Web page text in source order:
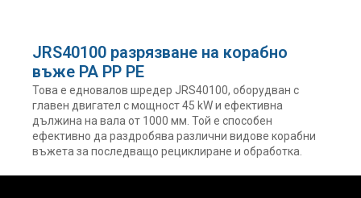
JRS40100 разрязване на корабно
въже PA PP PE
Това е едновалов шредер JRS40100, оборудван с
главен двигател с мощност 45 kW и ефективна
дължина на вала от 1000 мм. Той е способен
ефективно да раздробява различни видове корабни
въжета за последващо рециклиране и обработка.